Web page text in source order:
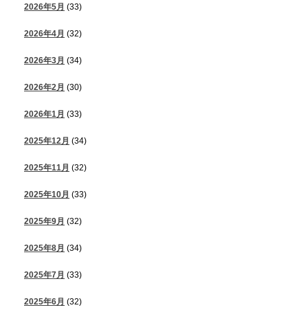
2026年5月 (33)
2026年4月 (32)
2026年3月 (34)
2026年2月 (30)
2026年1月 (33)
2025年12月 (34)
2025年11月 (32)
2025年10月 (33)
2025年9月 (32)
2025年8月 (34)
2025年7月 (33)
2025年6月 (32)